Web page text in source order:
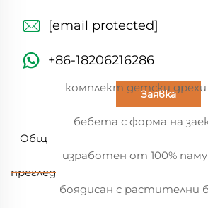
[email protected]
+86-18206216286
Заявка
Общ
преглед
комплект детски дрехи
бебета с форма на
изработен от 100%
боядисан с растителни